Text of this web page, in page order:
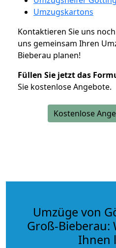
Umzugskartons
Kontaktieren Sie uns
uns gemeinsam Ihren
Bieberau planen!
Füllen Sie jetzt das
Sie kostenlose Angebote.
Kostenlose
Umzüge von
Groß-Bieberau:
Ihnen